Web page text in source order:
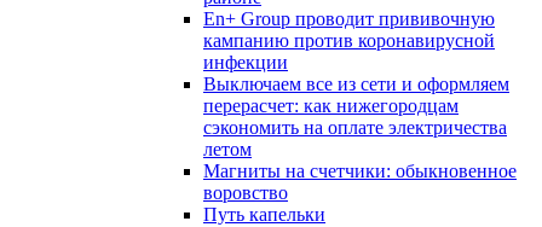
En+ Group проводит прививочную
кампанию против коронавирусной
инфекции
Выключаем все из сети и оформляем
перерасчет: как нижегородцам
сэкономить на оплате электричества
летом
Магниты на счетчики: обыкновенное
воровство
Путь капельки